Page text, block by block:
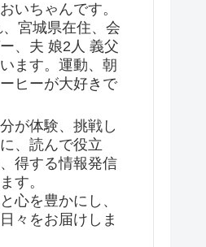
いちゃんです。
宮城県在住、会
、夫 娘2人 義父
ます。運動、朝
ヒーが大好きで
が体験、挑戦し
、読んで役立
得する情報発信
す。
心を豊かにし、
々をお届けしま